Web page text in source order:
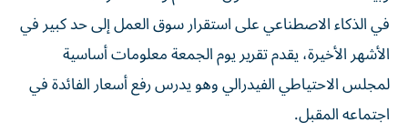
في الذكاء الاصطناعي على استقرار سوق العمل إلى حد كبير في
الأشهر الأخيرة، يقدم تقرير يوم الجمعة معلومات أساسية
لمجلس الاحتياطي الفيدرالي وهو يدرس رفع أسعار الفائدة في
اجتماعه المقبل.